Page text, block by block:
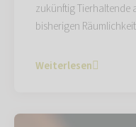
zukünftig Tierhaltende
bisherigen
Weiterlesen